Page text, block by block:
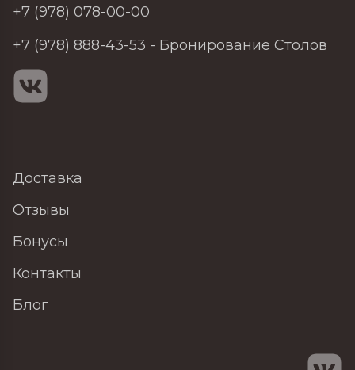
+7 (978) 078-00-00
+7 (978) 888-43-53 - Бронирование Столов
Доставка
Отзывы
Бонусы
Контакты
Блог